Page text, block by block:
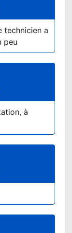
technicien a
peu
à